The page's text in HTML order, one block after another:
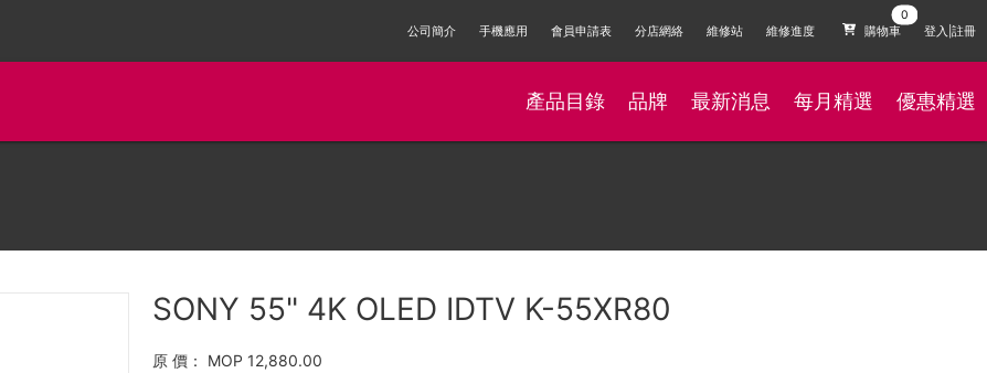
公司簡介 手機應用 會員申請表 分店網絡 維修站 維修進度 購物車 登入|註冊
產品目錄 品牌 最新消息 每月精選 優惠精選
SONY 55" 4K OLED IDTV K-55XR80
原 價： MOP 12,880.00